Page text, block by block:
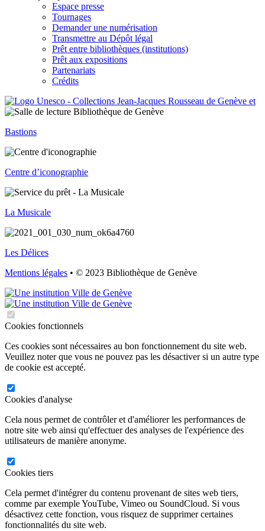
Espace presse
Tournages
Demander une numérisation
Transmettre au Dépôt légal
Prêt entre bibliothèques (institutions)
Prêt aux expositions
Partenariats
Crédits
Bastions
Centre d’iconographie
La Musicale
Les Délices
Mentions légales • © 2023 Bibliothèque de Genève
Cookies fonctionnels
Ces cookies sont nécessaires au bon fonctionnement du site web.
Veuillez noter que vous ne pouvez pas les désactiver si un autre type
de cookie est accepté.
Cookies d'analyse
Cela nous permet de contrôler et d'améliorer les performances de
notre site web ainsi qu'effectuer des analyses de l'expérience des
utilisateurs de manière anonyme.
Cookies tiers
Cela permet d'intégrer du contenu provenant de sites web tiers,
comme par exemple YouTube, Vimeo ou SoundCloud. Si vous
désactivez cette fonction, vous risquez de supprimer certaines
fonctionnalités du site web.